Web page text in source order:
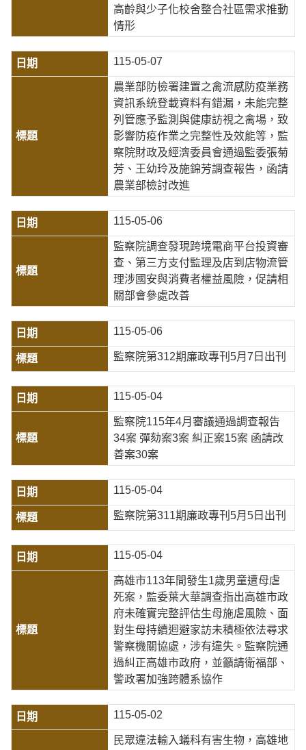
高齡與少子化校舍整合社區需求推動
情形
115-05-07
農業部防檢署建置之禽流感防疫業務
資訊系統登載資料有錯漏，未能完整
列管應予監測與健康訪視之禽場，致
影響防疫作業之完整性及效能等，監
察院財政及經濟委員會通過監委張菊
芳、王幼玲及施錦芳調查報告，函請
農業部檢討改進
115-05-06
監察院調查發現跨境電商平台投資審
查、第三方支付監理及店到店物流管
理涉國安與消費者權益風險，促請相
關部會參處改善
115-05-06
監察院第312期廉政專刊5月7日出刊
115-05-04
監察院115年4月審議通過調查報告
34案 彈劾案3案 糾正案15案 函請改
善案30案
115-05-04
監察院第311期廉政專刊5月5日出刊
115-05-04
高雄市113年間發生1歲男童遭母虐
死案，監委葉大華調查指出高雄市政
府未確實完整評估生母施虐風險、面
對生母持續迴避家訪未積極依法尋求
警察機關協處，涉有違失。監察院通
過糾正高雄市政府，並籲請衛福部、
警政署加強跨體系協作
115-05-02
民眾違法輸入蟻科有害生物，高雄地